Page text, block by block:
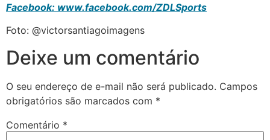
Facebook: www.facebook.com/ZDLSports
Foto: @victorsantiagoimagens
Deixe um comentário
O seu endereço de e-mail não será publicado. Campos
obrigatórios são marcados com *
Comentário *